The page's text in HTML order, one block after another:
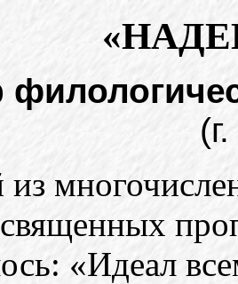
из
«Идеал